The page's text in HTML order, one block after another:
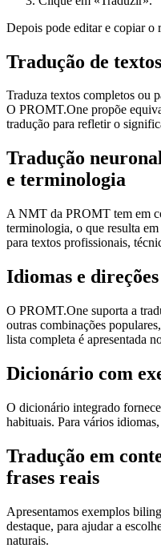
Depois pode editar e copiar o
Tradução de
Traduza textos completos ou
O PROMT.One propõe
tradução para refletir o
Tradução
e terminologia
A NMT da PROMT tem em
terminologia, o que resulta
para textos profissionais,
Idiomas e
O PROMT.One suporta a
outras combinações
lista completa é apresentada
Dicionário com
O dicionário integrado
habituais. Para vários
Tradução em
frases reais
Apresentamos exemplos
destaque, para ajudar a
naturais.